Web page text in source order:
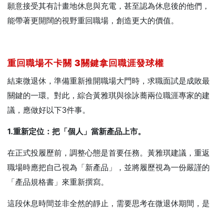
願意接受其有計畫地休息與充電，甚至認為休息後的他們，
能帶著更開闊的視野重回職場，創造更大的價值。
重回職場不卡關 3關鍵拿回職涯發球權
結束微退休，準備重新推開職場大門時，求職面試是成敗最
關鍵的一環。對此，綜合黃雅琪與徐詠蕎兩位職涯專家的建
議，應做好以下3件事。
1.重新定位：把「個人」當新產品上市。
在正式投履歷前，調整心態是首要任務。黃雅琪建議，重返
職場時應把自己視為「新產品」，並將履歷視為一份嚴謹的
「產品規格書」來重新撰寫。
這段休息時間並非全然的靜止，需要思考在微退休期間，是